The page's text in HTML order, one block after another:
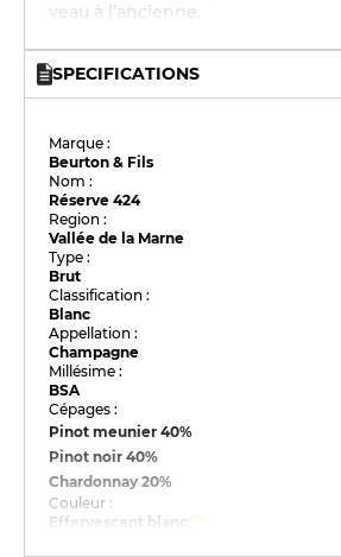
veau à l’ancienne.
SPECIFICATIONS
Marque :
Beurton & Fils
Nom :
Réserve 424
Region :
Vallée de la Marne
Type :
Brut
Classification :
Blanc
Appellation :
Champagne
Millésime :
BSA
Cépages :
Pinot meunier40%
Pinot noir40%
Chardonnay20%
Couleur :
Effervescent blanc